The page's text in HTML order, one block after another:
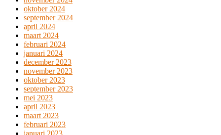
oktober 2024
september 2024
april 2024
maart 2024
februari 2024
januari 2024
december 2023
november 2023
oktober 2023
september 2023
mei 2023
april 2023
maart 2023
februari 2023
januari 2023